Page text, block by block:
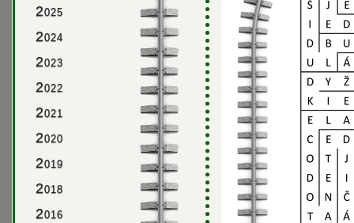
2025
2024
2023
2022
2021
2020
2019
2018
2016